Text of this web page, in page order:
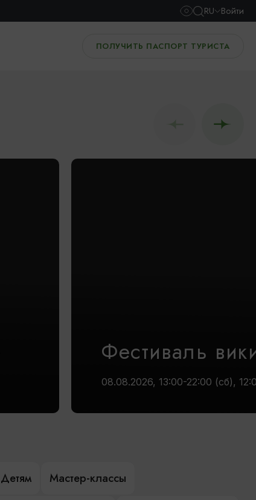
RU Войти
ПОЛУЧИТЬ ПАСПОРТ ТУРИСТА
Фестиваль
08.08.2026, 13:00-22:00 (сб),
Детям Мастер-классы